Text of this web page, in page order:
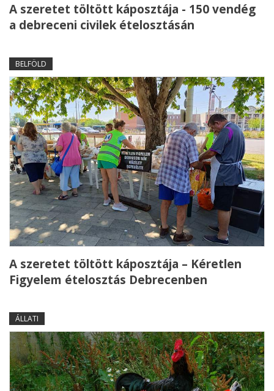
A szeretet töltött káposztája - 150 vendég
a debreceni civilek ételosztásán
BELFÖLD
A szeretet töltött káposztája – Kéretlen
Figyelem ételosztás Debrecenben
ÁLLATI